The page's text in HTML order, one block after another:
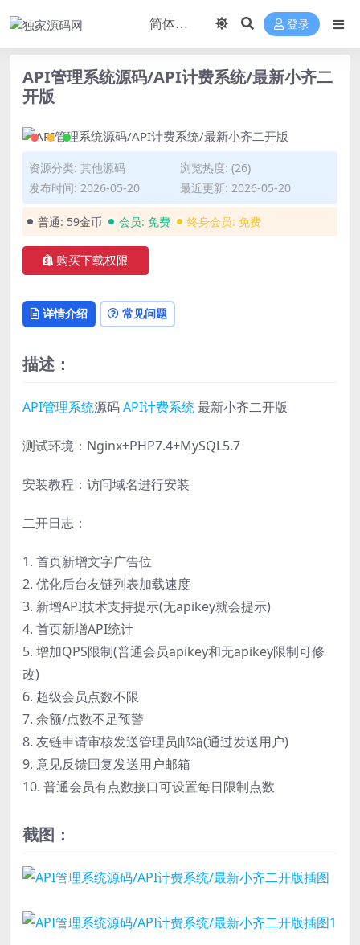
登录
API管理系统源码/API计费系统/最新小齐二
开版
资源分类: 其他源码
浏览热度: (26)
发布时间: 2026-05-20
最近更新: 2026-05-20
普通: 59金币 会员: 免费 终身会员: 免费
购买下载权限
详情介绍 常见问题
描述：
API管理系统源码API计费系统最新小齐二开版
测试环境：Nginx+PHP7.4+MySQL5.7
安装教程：访问域名进行安装
二开日志：
1. 首页新增文字广告位
2. 优化后台友链列表加载速度
3. 新增API技术支持提示(无apikey就会提示)
4. 首页新增API统计
5. 增加QPS限制(普通会员apikey和无apikey限制可修
改)
6. 超级会员点数不限
7. 余额/点数不足预警
8. 友链申请审核发送管理员邮箱(通过发送用户)
9. 意见反馈回复发送用户邮箱
10. 普通会员有点数接口可设置每日限制点数
截图：